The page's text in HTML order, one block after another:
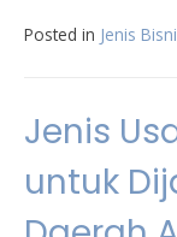
Posted in Jenis
Jenis
untuk